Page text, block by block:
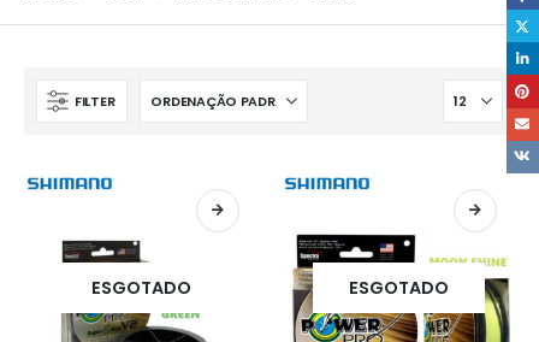
FILTER
ESGOTADO ESGOTADO